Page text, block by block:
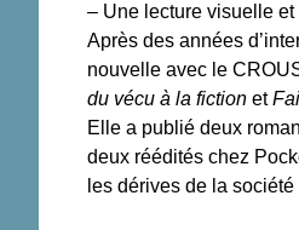
– Une lecture visuelle
Après des années
nouvelle avec le
du vécu à la fiction et
Elle a publié deux
deux réédités chez
les dérives de la